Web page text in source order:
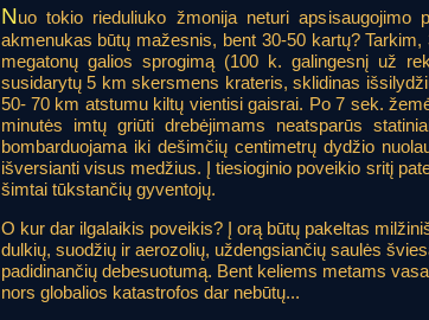
Nuo tokio rieduliuko žmonija neturi
akmenukas būtų mažesnis, bent 30-50 kartų?
megatonų galios sprogimą (100 k. galingesnį už
susidarytų 5 km skersmens krateris, sklidinas
50- 70 km atstumu kiltų vientisi gaisrai. Po 7 sek.
minutės imtų griūti drebėjimams neatsparūs
bombarduojama iki dešimčių centimetrų dydžio
išversianti visus medžius. Į tiesioginio poveikio sritį
šimtai tūkstančių gyventojų.
O kur dar ilgalaikis poveikis? Į orą būtų pakeltas
dulkių, suodžių ir aerozolių, uždengsiančių saulės
padidinančių debesuotumą. Bent keliems metams
nors globalios katastrofos dar nebūtų...